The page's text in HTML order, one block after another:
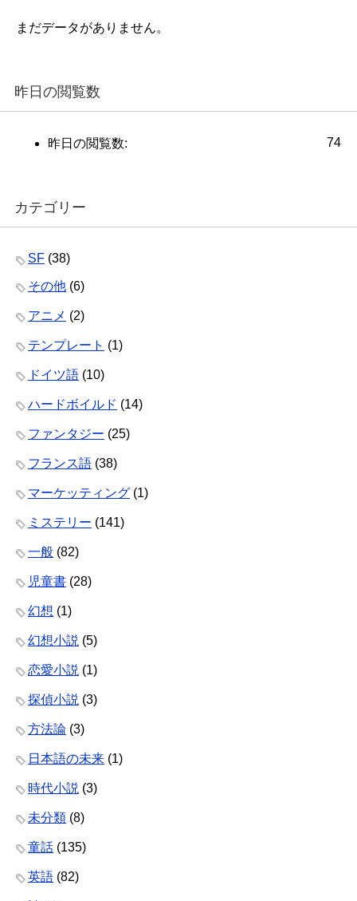
まだデータがありません。
昨日の閲覧数
74
昨日の閲覧数:
カテゴリー
SF (38)
その他 (6)
アニメ (2)
テンプレート (1)
ドイツ語 (10)
ハードボイルド (14)
ファンタジー (25)
フランス語 (38)
マーケッティング (1)
ミステリー (141)
一般 (82)
児童書 (28)
幻想 (1)
幻想小説 (5)
恋愛小説 (1)
探偵小説 (3)
方法論 (3)
日本語の未来 (1)
時代小説 (3)
未分類 (8)
童話 (135)
英語 (82)